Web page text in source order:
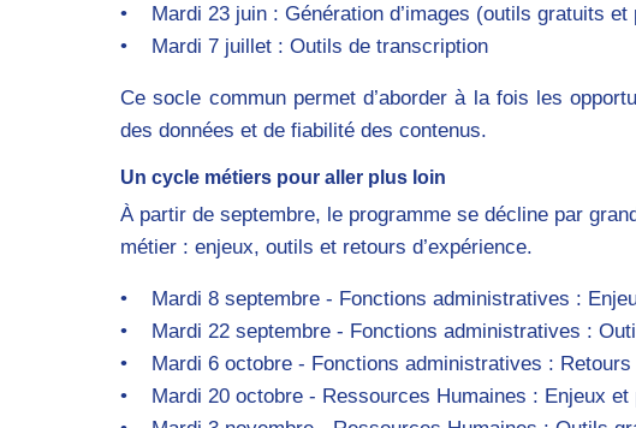
• Mardi 23 juin : Génération d’images (outils gratuits et
• Mardi 7 juillet : Outils de transcription
Ce socle commun permet d’aborder à la fois les
des données et de fiabilité des contenus.
Un cycle métiers pour aller plus loin
À partir de septembre, le programme se décline par
métier : enjeux, outils et retours d’expérience.
• Mardi 8 septembre - Fonctions administratives :
• Mardi 22 septembre - Fonctions administratives :
• Mardi 6 octobre - Fonctions administratives : Retours
• Mardi 20 octobre - Ressources Humaines : Enjeux et